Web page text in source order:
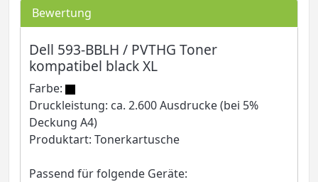
Bewertung
Dell 593-BBLH / PVTHG Toner
kompatibel black XL
Farbe:
Druckleistung: ca. 2.600 Ausdrucke (bei 5%
Deckung A4)
Produktart: Tonerkartusche
Passend für folgende Geräte: